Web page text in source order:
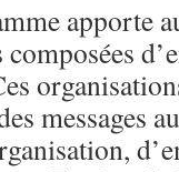
apporte
messages